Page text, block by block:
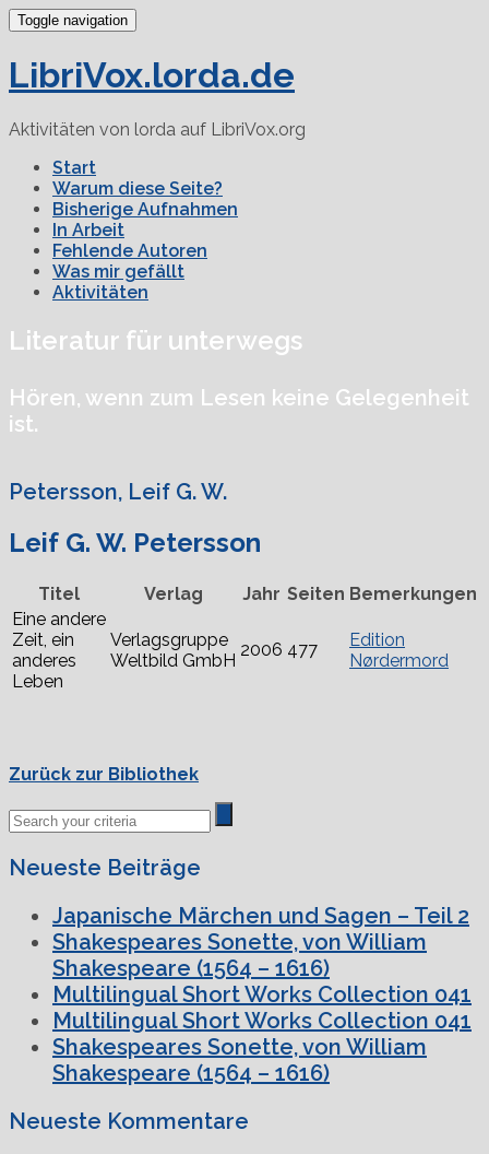
Toggle navigation
LibriVox.lorda.de
Aktivitäten von lorda auf LibriVox.org
Start
Warum diese Seite?
Bisherige Aufnahmen
In Arbeit
Fehlende Autoren
Was mir gefällt
Aktivitäten
Literatur für unterwegs
Hören, wenn zum Lesen keine Gelegenheit
ist.
Petersson, Leif G. W.
Leif G. W. Petersson
Titel Verlag Jahr Seiten Bemerkungen
Eine andere
Zeit, ein
anderes
Leben
Verlagsgruppe
Weltbild GmbH
2006 477
Edition
Nørdermord
Zurück zur Bibliothek
Neueste Beiträge
Japanische Märchen und Sagen – Teil 2
Shakespeares Sonette, von William
Shakespeare (1564 – 1616)
Multilingual Short Works Collection 041
Multilingual Short Works Collection 041
Shakespeares Sonette, von William
Shakespeare (1564 – 1616)
Neueste Kommentare